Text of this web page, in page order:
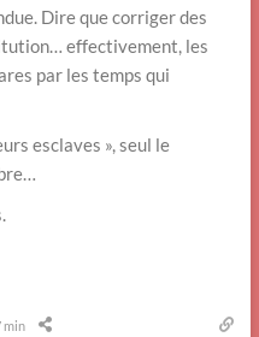
Dire que corriger des
effectivement, les
par les temps qui
esclaves », seul le
min